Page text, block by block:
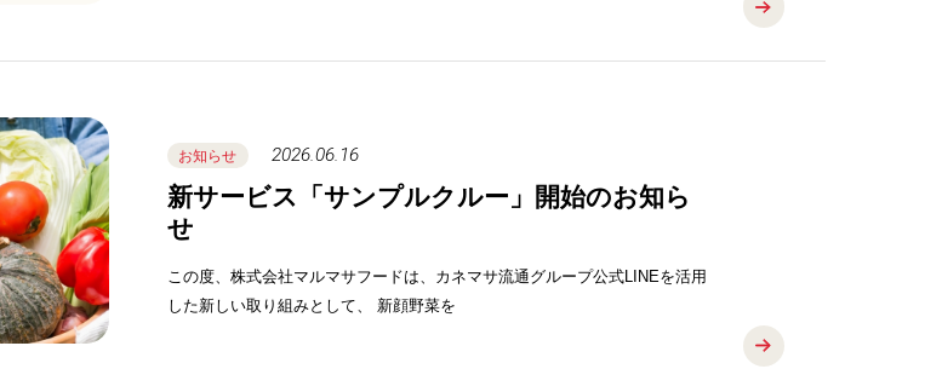
お知らせ 2026.06.16
新サービス「サンプルクルー」開始のお知ら
せ
この度、株式会社マルマサフードは、カネマサ流通グループ公式LINEを活用
した新しい取り組みとして、 新顔野菜を